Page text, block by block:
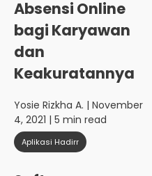
Absensi Online
bagi Karyawan
dan
Keakuratannya
Yosie Rizkha A. | November
4, 2021 | 5 min read
Aplikasi Hadirr